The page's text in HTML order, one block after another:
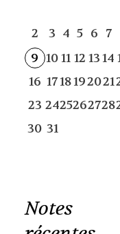
2 3 4 5 6 7
9 1011 12 1314
16 1718192021
23 2425262728
30 31
Notes